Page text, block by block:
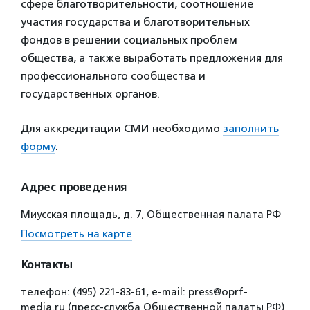
сфере благотворительности, соотношение
участия государства и благотворительных
фондов в решении социальных проблем
общества, а также выработать предложения для
профессионального сообщества и
государственных органов.
Для аккредитации СМИ необходимо заполнить
форму.
Адрес проведения
Миусская площадь, д. 7, Общественная палата РФ
Посмотреть на карте
Контакты
телефон: (495) 221-83-61, e-mail: press@oprf-
media.ru (пресс-служба Общественной палаты РФ)